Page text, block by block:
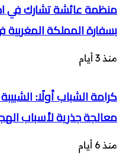
منظمة عائشة تشارك في
بسفارة المملكة
منذ 3 أيام
كرامة الشباب أولًا:
معالجة جذرية لأسباب
منذ 6 أيام